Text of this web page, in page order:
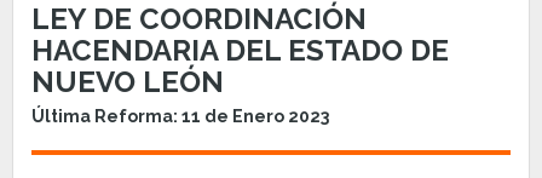
LEY DE COORDINACIÓN
HACENDARIA DEL ESTADO DE
NUEVO LEÓN
Última Reforma: 11 de Enero 2023